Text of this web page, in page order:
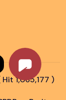
1,065,177 )